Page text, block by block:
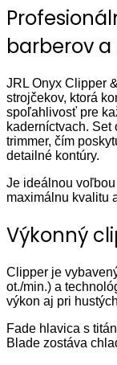
barberov
JRL Onyx Clipper
strojčekov, ktorá
spoľahlivosť pre
kaderníctvach.
trimmer, čím
detailné kontúry.
Je ideálnou
maximálnu kvalitu
Výkonný
Clipper je
ot./min.) a
výkon aj pri
Fade hlavica s
Blade zostáva